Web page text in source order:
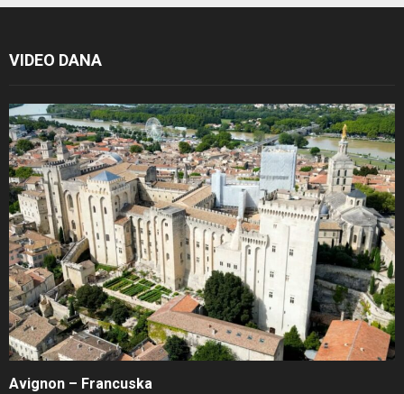
VIDEO DANA
Avignon – Francuska